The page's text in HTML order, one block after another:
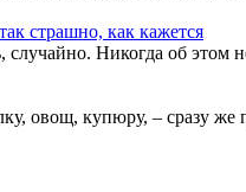
страшно, как кажется
случайно. Никогда об
овощ, купюру, – сразу